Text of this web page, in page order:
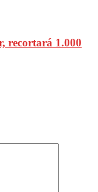
recortará 1.000